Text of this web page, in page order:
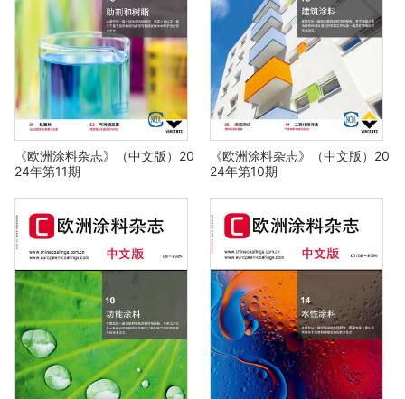
《欧洲涂料杂志》（中文版）20
24年第11期
《欧洲涂料杂志》（中文版）20
24年第10期